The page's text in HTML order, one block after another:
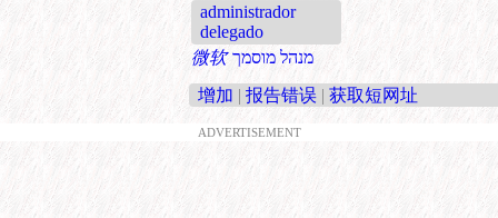
administrador
delegado
微软 מנהל מוסמך
增加 | 报告错误 | 获取短网址
ADVERTISEMENT